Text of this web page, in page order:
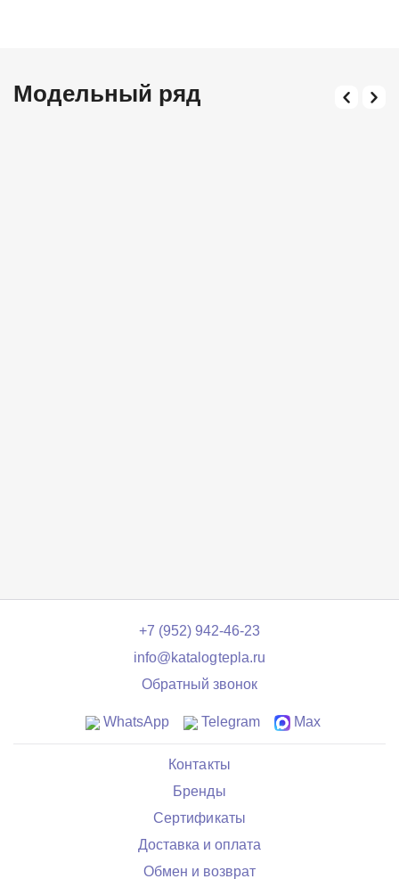
Модельный ряд
+7 (952) 942-46-23
info@katalogtepla.ru
Обратный звонок
WhatsApp Telegram Max
Контакты
Бренды
Сертификаты
Доставка и оплата
Обмен и возврат